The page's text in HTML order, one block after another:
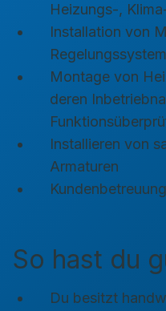
Heizungs-,
Installation von
Montage von
deren
Installieren von
Armaturen
Kundenbetreuung
So hast du
Du besitzt